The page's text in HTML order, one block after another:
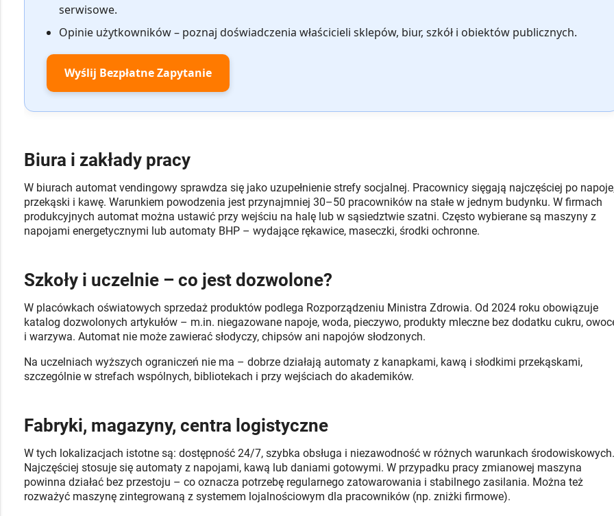
serwisowe.
Opinie użytkowników– poznaj doświadczenia właścicieli sklepów, biur, szkół i obiektów publicznych.
Wyślij Bezpłatne Zapytanie
Biura i zakłady pracy
W biurach automat vendingowy sprawdza się jako uzupełnienie strefy socjalnej. Pracownicy sięgają najczęściej po
przekąski i kawę. Warunkiem powodzenia jest przynajmniej 30–50 pracowników na stałe w jednym budynku. W firmach
produkcyjnych automat można ustawić przy wejściu na halę lub w sąsiedztwie szatni. Często wybierane są maszyny z
napojami energetycznymi lub automaty BHP – wydające rękawice, maseczki, środki ochronne.
Szkoły i uczelnie – co jest dozwolone?
W placówkach oświatowych sprzedaż produktów podlega Rozporządzeniu Ministra Zdrowia. Od 2024 roku obowiązuje
katalog dozwolonych artykułów – m.in. niegazowane napoje, woda, pieczywo, produkty mleczne bez dodatku cukru,
i warzywa. Automat nie może zawierać słodyczy, chipsów ani napojów słodzonych.
Na uczelniach wyższych ograniczeń nie ma – dobrze działają automaty z kanapkami, kawą i słodkimi przekąskami,
szczególnie w strefach wspólnych, bibliotekach i przy wejściach do akademików.
Fabryki, magazyny, centra logistyczne
W tych lokalizacjach istotne są: dostępność 24/7, szybka obsługa i niezawodność w różnych warunkach środowiskowych.
Najczęściej stosuje się automaty z napojami, kawą lub daniami gotowymi. W przypadku pracy zmianowej maszyna
powinna działać bez przestoju – co oznacza potrzebę regularnego zatowarowania i stabilnego zasilania. Można też
rozważyć maszynę zintegrowaną z systemem lojalnościowym dla pracowników (np. zniżki firmowe).